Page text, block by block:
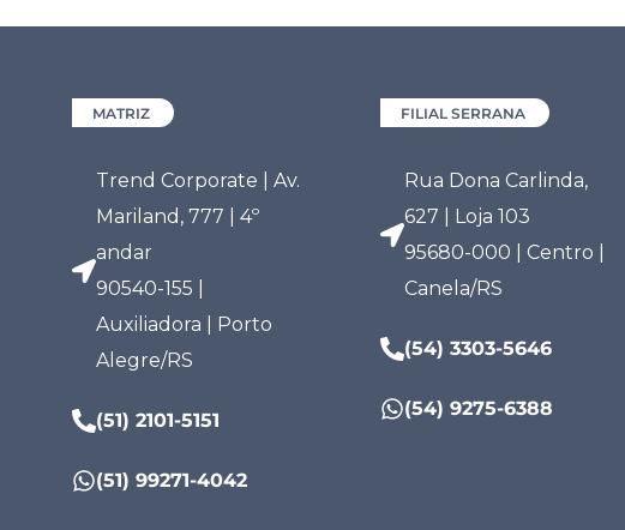
MATRIZ
Trend Corporate | Av.
Mariland, 777 | 4º
andar
90540-155 |
Auxiliadora | Porto
Alegre/RS
(51) 2101-5151
(51) 99271-4042
FILIAL SERRANA
Rua Dona Carlinda,
627 | Loja 103
95680-000 | Centro |
Canela/RS
(54) 3303-5646
(54) 9275-6388